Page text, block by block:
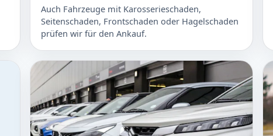
Auch Fahrzeuge mit Karosserieschaden,
Seitenschaden, Frontschaden oder Hagelschaden
prüfen wir für den Ankauf.